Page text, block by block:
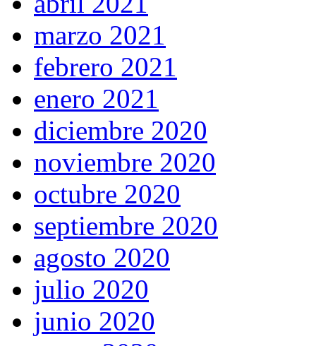
marzo 2021
febrero 2021
enero 2021
diciembre 2020
noviembre 2020
octubre 2020
septiembre 2020
agosto 2020
julio 2020
junio 2020